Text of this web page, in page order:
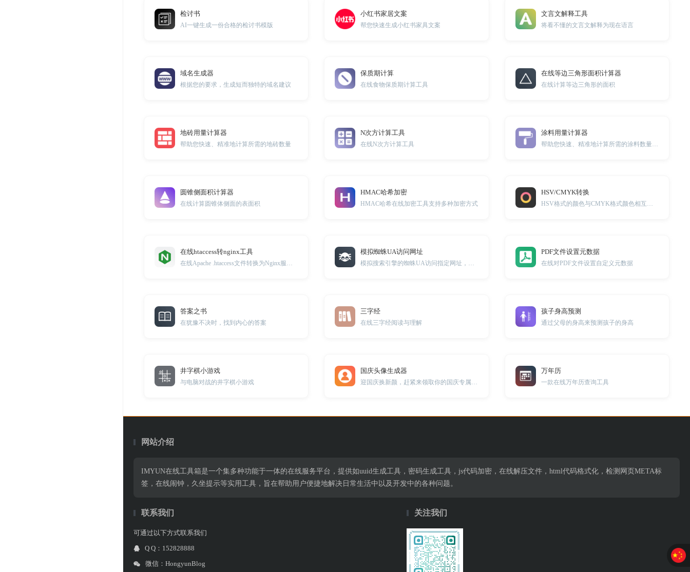
检讨书
AI一键生成一份合格的检讨书模版
小红书家居文案
帮您快速生成小红书家具文案
文言文解释工具
将看不懂的文言文解释为现在语言
域名生成器
根据您的要求，生成短而独特的域名建议
保质期计算
在线食物保质期计算工具
在线等边三角形面积计算器
在线计算等边三角形的面积
地砖用量计算器
帮助您快速、精准地计算所需的地砖数量
N次方计算工具
在线N次方计算工具
涂料用量计算器
帮助您快速、精准地计算所需的涂料数量及价格
圆锥侧面积计算器
在线计算圆锥体侧面的表面积
HMAC哈希加密
HMAC哈希在线加密工具支持多种加密方式
HSV/CMYK转换
在线htaccess转nginx工具 模拟蜘蛛UA访问网址 PDF文件设置元数据
在线对PDF文件设置自定义元数据
答案之书
在犹豫不决时，找到内心的答案
三字经
在线三字经阅读与理解
孩子身高预测
通过父母的身高来预测孩子的身高
井字棋小游戏
与电脑对战的井字棋小游戏
国庆头像生成器 万年历
一款在线万年历查询工具
网站介绍
IMYUN在线工具箱是一个集多种功能于一体的在线服务平台，提供如uuid生成工具，密码生成工具，js代码加密，在线解压文件，html代码格式化，检测网页META标
签，在线闹钟，久坐提示等实用工具，旨在帮助用户便捷地解决日常生活中以及开发中的各种问题。
关注我们
联系我们
可通过以下方式联系我们
Q Q：152828888
微信：HongyunBlog